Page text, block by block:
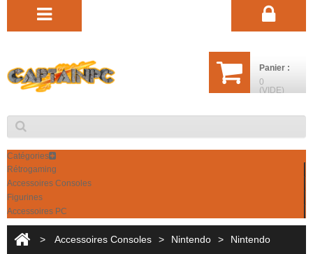
Panier :
0
(VIDE)
Catégories
Rétrogaming
Accessoires Consoles
Figurines
Accessoires PC
> Accessoires Consoles > Nintendo >
Nintendo